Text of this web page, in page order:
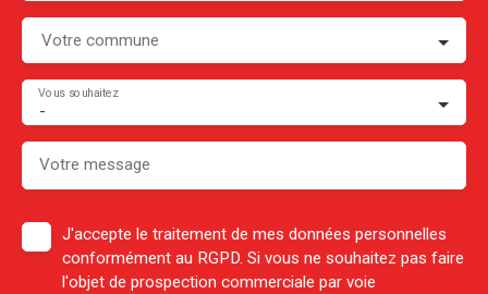
Votre commune
-
Vous souhaitez
Votre message
J'accepte le traitement de mes données personnelles
conformément au RGPD. Si vous ne souhaitez pas faire
l'objet de prospection commerciale par voie